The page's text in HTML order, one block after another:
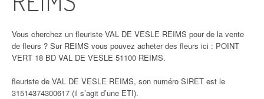
Vous cherchez un fleuriste VAL DE VESLE REIMS pour de la vente
de fleurs ? Sur REIMS vous pouvez acheter des fleurs ici : POINT
VERT 18 BD VAL DE VESLE 51100 REIMS.
fleuriste de VAL DE VESLE REIMS, son numéro SIRET est le
31514374300617 (il s’agit d’une ETI).